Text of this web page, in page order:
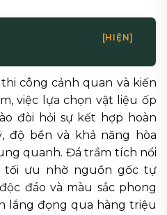
[HIỆN]
công cảnh quan và kiến
việc lựa chọn vật liệu ốp
đòi hỏi sự kết hợp hoàn
độ bền và khả năng hòa
quanh. Đá trầm tích nổi
tối ưu nhờ nguồn gốc tự
đáo và màu sắc phong
lắng đọng qua hàng triệu